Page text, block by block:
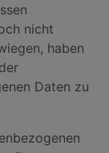
nicht
haben
Daten zu